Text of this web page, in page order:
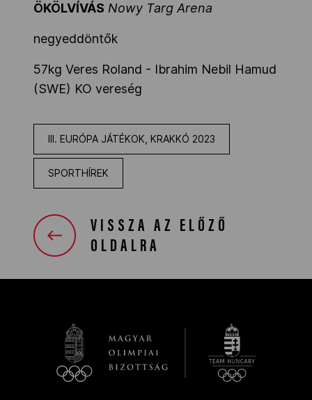
ÖKÖLVÍVÁS Nowy Targ Arena
negyeddöntők
57kg Veres Roland - Ibrahim Nebil Hamud
(SWE) KO vereség
III. EURÓPA JÁTÉKOK, KRAKKÓ 2023
SPORTHÍREK
VISSZA AZ ELŐZŐ
OLDALRA